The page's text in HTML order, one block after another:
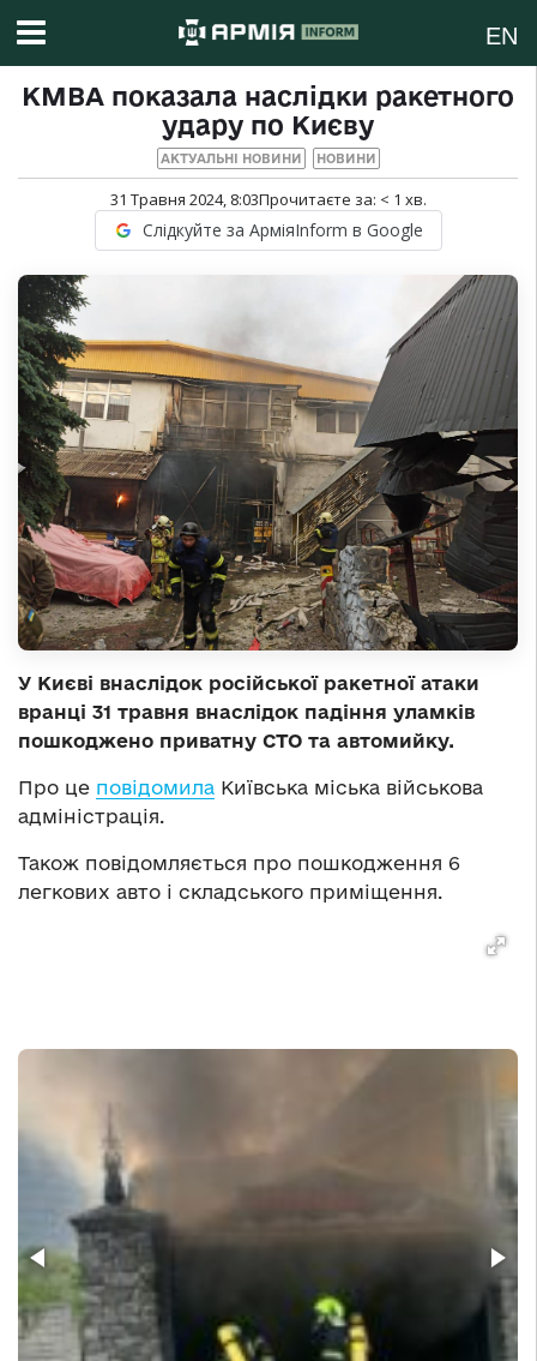
EN
КМВА показала наслідки ракетного
удару по Києву
АКТУАЛЬНІ НОВИНИ НОВИНИ
31 Травня 2024, 8:03Прочитаєте за: < 1 хв.
Слідкуйте за АрміяInform в Google
У Києві внаслідок російської ракетної атаки
вранці 31 травня внаслідок падіння уламків
пошкоджено приватну СТО та автомийку.
Про це повідомила Київська міська військова
адміністрація.
Також повідомляється про пошкодження 6
легкових авто і складського приміщення.